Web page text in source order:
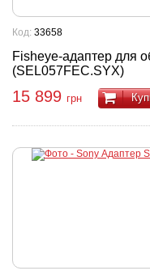
Fisheye-адаптер для
(SEL057FEC.SYX)
Код: 33658
15 899 грн